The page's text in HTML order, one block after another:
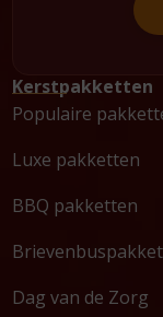
Kerstpakketten
Populaire
Luxe pakketten
BBQ pakketten
Dag van de Zorg